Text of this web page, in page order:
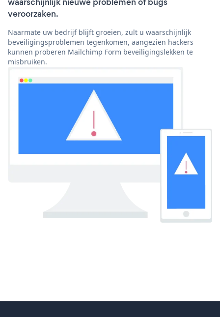
veroorzaken.
Naarmate uw bedrijf blijft groeien, zult u waarschijnlijk
beveiligingsproblemen tegenkomen, aangezien hackers
kunnen proberen Mailchimp Form beveiligingslekken te
misbruiken.